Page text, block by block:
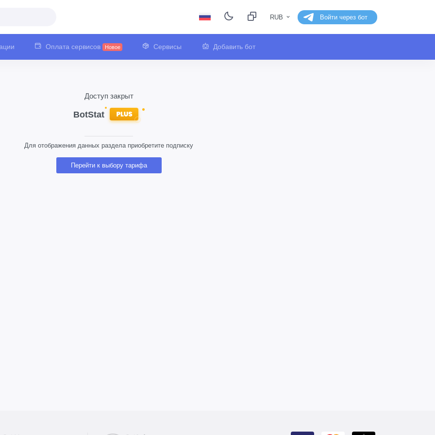
RUB Войти через бот
Оплата сервисов Новое Сервисы Добавить бот
Доступ закрыт
Для отображения данных раздела приобретите подписку
Перейти к выбору тарифа